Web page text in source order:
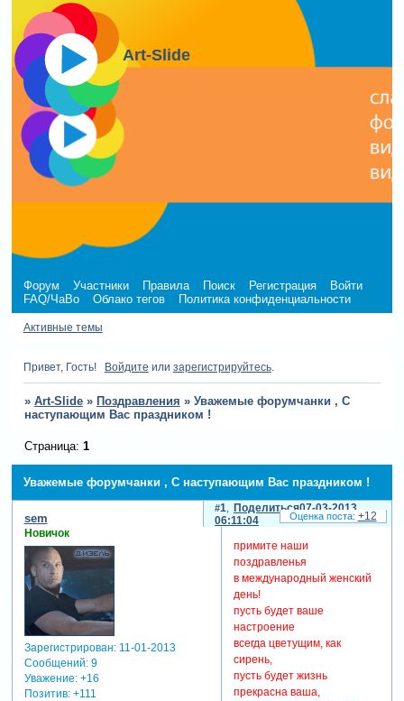
Art-Slide
Форум Участники Правила Поиск Регистрация
Войти
FAQ/ЧаВо
Облако тегов Политика конфиденциальности
Активные темы
Привет, Гость! Войдите или зарегистрируйтесь.
» Art-Slide » Поздравления » Уважемые форумчанки , С
наступающим Вас праздником !
Уважемые форумчанки , С наступающим Вас праздником !
Страница: 1
Поделиться
1
07-03-2013
06:11:04
sem
Новичок
Зарегистрирован: 11-01-2013
Сообщений:9
Уважение: +16
Позитив: +111
примите наши
поздравленья
в международный женский
день!
пусть будет ваше
настроение
всегда цветущим, как
сирень,
пусть будет жизнь
прекрасна ваша,
+12